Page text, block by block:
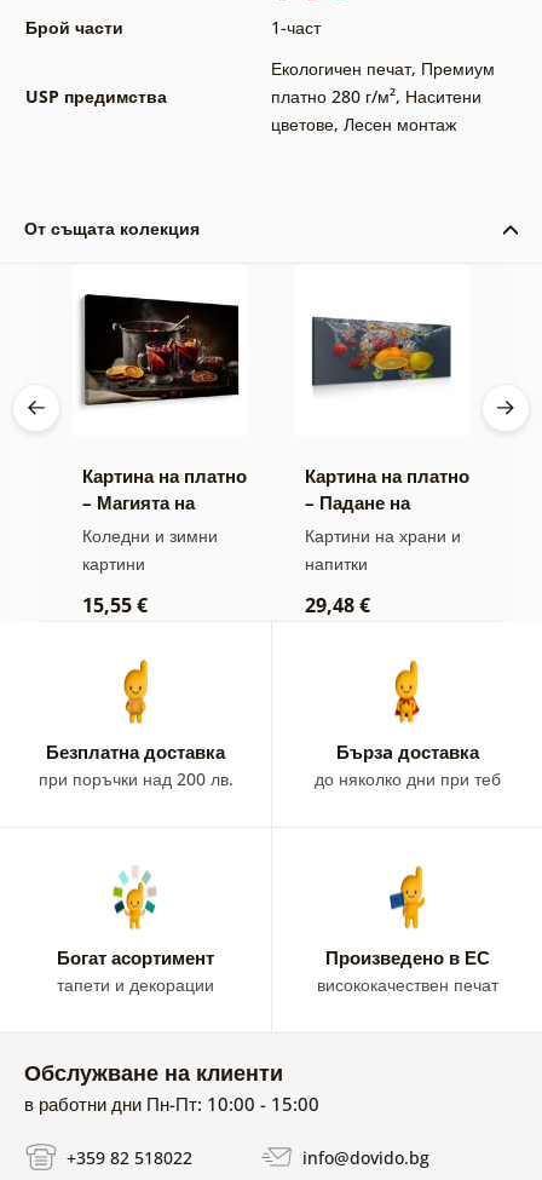
Брой части
1-част
USP предимства
Екологичен печат, Премиум
платно 280 г/м², Наситени
цветове, Лесен монтаж
От същата колекция
Картина на платно
– Магията на
коледните
вкусове
Коледни и зимни
картини
15,55 €
Картина на платно
– Падане на
плодове във
вода
Картини на храни и
напитки
29,48 €
Безплатна доставка
при поръчки над 200 лв.
Бързa доставка
до няколко дни при теб
Богат асортимент
тапети и декорации
Произведено в ЕС
висококачествен печат
Обслужване на клиенти
в работни дни Пн-Пт: 10:00 - 15:00
+359 82 518022 info@dovido.bg